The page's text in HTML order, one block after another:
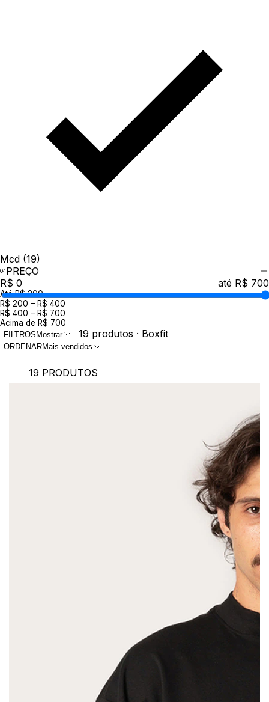
Mcd (19)
PREÇO
R$ 0
até R$ 700
Até R$ 200
R$ 200 – R$ 400
R$ 400 – R$ 700
Acima de R$ 700
FILTROS Mostrar 19 produtos · Boxfit
ORDENARMais vendidos
19 PRODUTOS